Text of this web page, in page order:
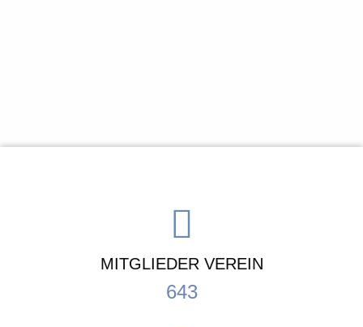
MITGLIEDER VEREIN
643